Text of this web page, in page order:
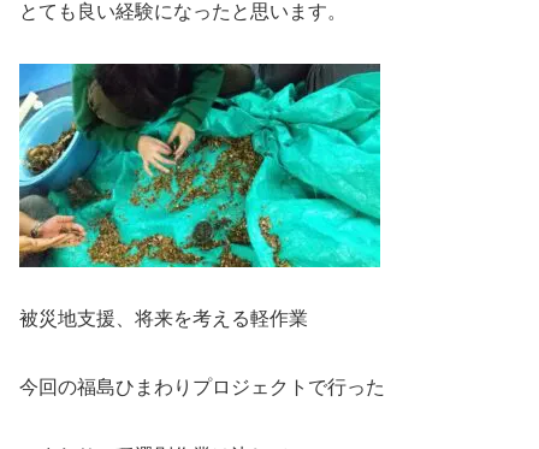
とても良い経験になったと思います。
被災地支援、将来を考える軽作業
今回の福島ひまわりプロジェクトで行った